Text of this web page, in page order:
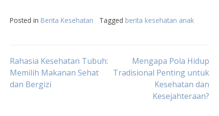
Posted in Berita Kesehatan Tagged berita kesehatan anak
Post
navigation
Rahasia Kesehatan Tubuh:
Memilih Makanan Sehat
dan Bergizi
Mengapa Pola Hidup
Tradisional Penting untuk
Kesehatan dan
Kesejahteraan?